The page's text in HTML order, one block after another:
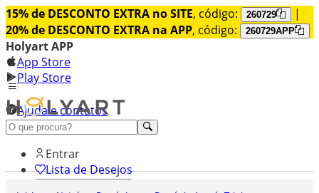
15% de DESCONTO EXTRA no SITE, código: 260729
|
20% de DESCONTO EXTRA na APP, código: 260729APP
Holyart APP
App Store
Play Store
Ajuda e contatos
Conheça premium
Entrar
Lista de Desejos